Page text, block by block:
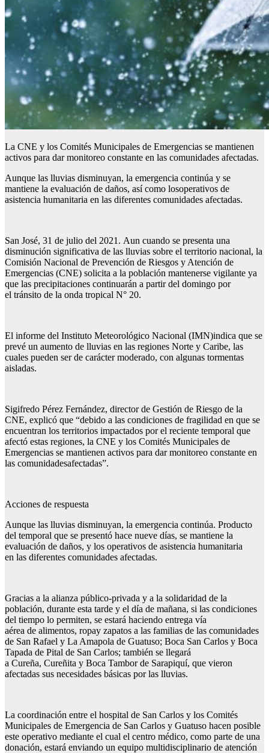
La CNE y los Comités Municipales de Emergencias se mantienen
activos para dar monitoreo constante en las comunidades afectadas.
Aunque las lluvias disminuyan, la emergencia continúa y se
mantiene la evaluación de daños, así como losoperativos de
asistencia humanitaria en las diferentes comunidades afectadas.
San José, 31 de julio del 2021. Aun cuando se presenta una
disminución significativa de las lluvias sobre el territorio nacional, la
Comisión Nacional de Prevención de Riesgos y Atención de
Emergencias (CNE) solicita a la población mantenerse vigilante ya
que las precipitaciones continuarán a partir del domingo por
el tránsito de la onda tropical N° 20.
El informe del Instituto Meteorológico Nacional (IMN)indica que se
prevé un aumento de lluvias en las regiones Norte y Caribe, las
cuales pueden ser de carácter moderado, con algunas tormentas
aisladas.
Sigifredo Pérez Fernández, director de Gestión de Riesgo de la
CNE, explicó que “debido a las condiciones de fragilidad en que se
encuentran los territorios impactados por el reciente temporal que
afectó estas regiones, la CNE y los Comités Municipales de
Emergencias se mantienen activos para dar monitoreo constante en
las comunidadesafectadas”.
Acciones de respuesta
Aunque las lluvias disminuyan, la emergencia continúa. Producto
del temporal que se presentó hace nueve días, se mantiene la
evaluación de daños, y los operativos de asistencia humanitaria
en las diferentes comunidades afectadas.
Gracias a la alianza público-privada y a la solidaridad de la
población, durante esta tarde y el día de mañana, si las condiciones
del tiempo lo permiten, se estará haciendo entrega vía
aérea de alimentos, ropay zapatos a las familias de las comunidades
de San Rafael y La Amapola de Guatuso; Boca San Carlos y Boca
Tapada de Pital de San Carlos; también se llegará
a Cureña, Cureñita y Boca Tambor de Sarapiquí, que vieron
afectadas sus necesidades básicas por las lluvias.
La coordinación entre el hospital de San Carlos y los Comités
Municipales de Emergencia de San Carlos y Guatuso hacen posible
este operativo mediante el cual el centro médico, como parte de una
donación, estará enviando un equipo multidisciplinario de atención